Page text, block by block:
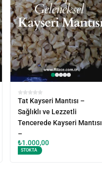
Tat Kayseri Mantısı –
Sağlıklı ve Lezzetli
Tencerede Kayseri Mantısı
–
₺1.000,00
STOKTA